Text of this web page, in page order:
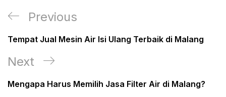
Post
Previous
Post
Previous
Tempat Jual Mesin Air Isi Ulang Terbaik di Malang
Next
Post
Next
Mengapa Harus Memilih Jasa Filter Air di Malang?